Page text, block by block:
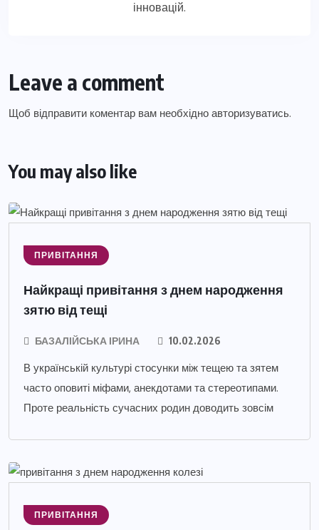
інновацій.
Leave a comment
Щоб відправити коментар вам необхідно авторизуватись.
You may also like
ПРИВІТАННЯ
Найкращі привітання з днем народження
зятю від тещі
БАЗАЛІЙСЬКА ІРИНА 10.02.2026
В українській культурі стосунки між тещею та зятем
часто оповиті міфами, анекдотами та стереотипами.
Проте реальність сучасних родин доводить зовсім
ПРИВІТАННЯ